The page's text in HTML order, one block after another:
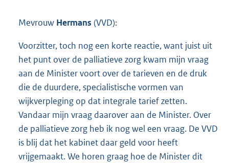
Mevrouw Hermans (VVD):
Voorzitter, toch nog een korte reactie, want juist uit
het punt over de palliatieve zorg kwam mijn vraag
aan de Minister voort over de tarieven en de druk
die de duurdere, specialistische vormen van
wijkverpleging op dat integrale tarief zetten.
Vandaar mijn vraag daarover aan de Minister. Over
de palliatieve zorg heb ik nog wel een vraag. De VVD
is blij dat het kabinet daar geld voor heeft
vrijgemaakt. We horen graag hoe de Minister dit